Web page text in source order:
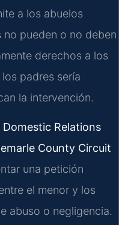
a los abuelos
pueden o no deben
derechos a los
padres sería
la intervención.
Relations
County Circuit
una petición
el menor y los
abuso o negligencia.